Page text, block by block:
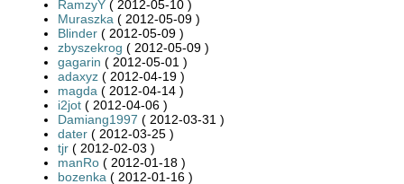
RamzyY ( 2012-05-10 )
Muraszka ( 2012-05-09 )
Blinder ( 2012-05-09 )
zbyszekrog ( 2012-05-09 )
gagarin ( 2012-05-01 )
adaxyz ( 2012-04-19 )
magda ( 2012-04-14 )
i2jot ( 2012-04-06 )
Damiang1997 ( 2012-03-31 )
dater ( 2012-03-25 )
tjr ( 2012-02-03 )
manRo ( 2012-01-18 )
bozenka ( 2012-01-16 )